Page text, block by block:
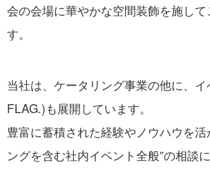
会の会場に華やかな空間装飾を施して
す。
当社は、ケータリング事業の他に、
FLAG.)も展開しています。
豊富に蓄積された経験やノウハウを活
ングを含む社内イベント全般”の相談